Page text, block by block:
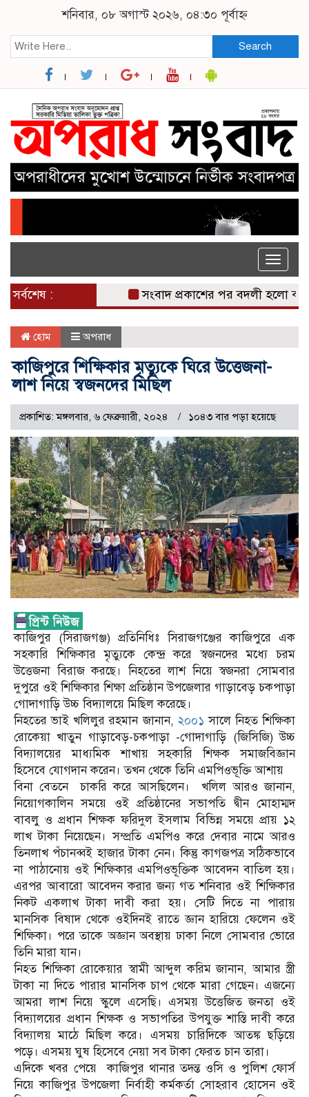
শনিবার, ০৮ অগাস্ট ২০২৬, ০৪:৩০ পূর্বাহ্ন
Search
Toggle
সর্বশেষ : সংবাদ প্রকাশের পর বদলী হলো
হোম অপরাধ
কাজিপুরে শিক্ষিকার মৃত্যুকে ঘিরে উত্তেজনা-
লাশ নিয়ে স্বজনদের মিছিল
প্রকাশিত: মঙ্গলবার, ৬ ফেব্রুয়ারী, ২০২৪ ১০৪৩ বার পড়া হয়েছে
কাজিপুর (সিরাজগঞ্জ) প্রতিনিধিঃ সিরাজগঞ্জের কাজিপুরে এক
সহকারি শিক্ষিকার মৃত্যুকে কেন্দ্র করে স্বজনদের মধ্যে চরম
উত্তেজনা বিরাজ করছে। নিহতের লাশ নিয়ে স্বজনরা সোমবার
দুপুরে ওই শিক্ষিকার শিক্ষা প্রতিষ্ঠান উপজেলার গাড়াবেড় চকপাড়া
গোদাগাড়ি উচ্চ বিদ্যালয়ে মিছিল করেছে।
নিহতের ভাই খলিলুর রহমান জানান, ২০০১ সালে নিহত শিক্ষিকা
রোকেয়া খাতুন গাড়াবেড়-চকপাড়া -গোদাগাড়ি (জিসিজি) উচ্চ
বিদ্যালয়ের মাধ্যমিক শাখায় সহকারি শিক্ষক সমাজবিজ্ঞান
হিসেবে যোগদান করেন। তখন থেকে তিনি এমপিওভূক্তি আশায়
বিনা বেতনে চাকরি করে আসছিলেন। খলিল আরও জানান,
নিয়োগকালিন সময়ে ওই প্রতিষ্ঠানের সভাপতি দ্বীন মোহাম্মদ
বাবলু ও প্রধান শিক্ষক ফরিদুল ইসলাম বিভিন্ন সময়ে প্রায় ১২
লাখ টাকা নিয়েছেন। সম্প্রতি এমপিও করে দেবার নামে আরও
তিনলাখ পঁচানব্বই হাজার টাকা নেন। কিন্তু কাগজপত্র সঠিকভাবে
না পাঠানোয় ওই শিক্ষিকার এমপিওভূক্তিক আবেদন বাতিল হয়।
এরপর আবারো আবেদন করার জন্য গত শনিবার ওই শিক্ষিকার
নিকট একলাখ টাকা দাবী করা হয়। সেটি দিতে না পারায়
মানসিক বিষাদ থেকে ওইদিনই রাতে জ্ঞান হারিয়ে ফেলেন ওই
শিক্ষিকা। পরে তাকে অজ্ঞান অবস্থায় ঢাকা নিলে সোমবার ভোরে
তিনি মারা যান।
নিহত শিক্ষিকা রোকেয়ার স্বামী আব্দুল করিম জানান, আমার স্ত্রী
টাকা না দিতে পারার মানসিক চাপ থেকে মারা গেছেন। এজন্যে
আমরা লাশ নিয়ে স্কুলে এসেছি। এসময় উত্তেজিত জনতা ওই
বিদ্যালয়ের প্রধান শিক্ষক ও সভাপতির উপযুক্ত শাস্তি দাবী করে
বিদ্যালয় মাঠে মিছিল করে। এসময় চারিদিকে আতঙ্ক ছড়িয়ে
পড়ে। এসময় ঘুষ হিসেবে নেয়া সব টাকা ফেরত চান তারা।
এদিকে খবর পেয়ে কাজিপুর থানার তদন্ত ওসি ও পুলিশ ফোর্স
নিয়ে কাজিপুর উপজেলা নির্বাহী কর্মকর্তা সোহরাব হোসেন ওই